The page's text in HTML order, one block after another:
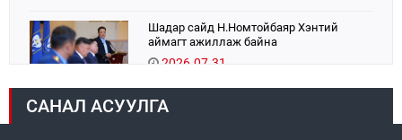
Шадар сайд Н.Номтойбаяр Хэнтий
аймагт ажиллаж байна
2026.07.31
Авто зам шинээр барина
САНАЛ АСУУЛГА